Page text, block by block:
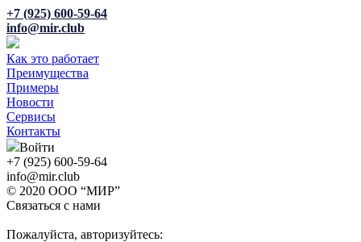
+7 (925) 600-59-64
info@mir.club
Как это работает
Преимущества
Примеры
Новости
Сервисы
Контакты
Войти
+7 (925) 600-59-64
info@mir.club
© 2020 ООО “МИР”
Связаться с нами
Пожалуйста, авторизуйтесь: